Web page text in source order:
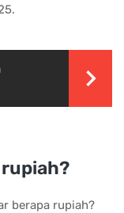
berapa rupiah?